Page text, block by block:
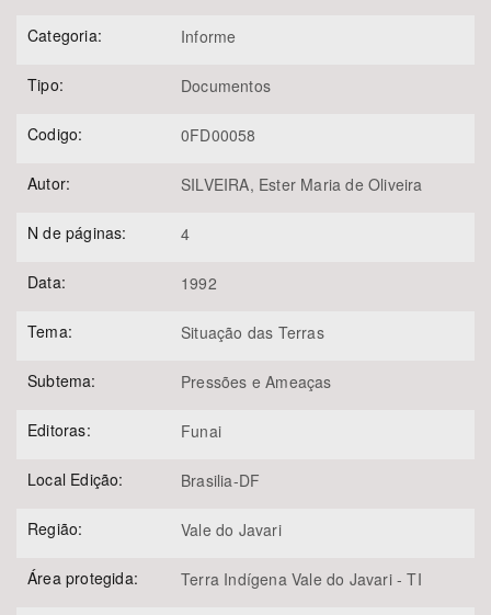
Categoria: Informe
Tipo: Documentos
Codigo: 0FD00058
Autor: SILVEIRA, Ester Maria de Oliveira
N de páginas: 4
Data: 1992
Tema: Situação das Terras
Subtema: Pressões e Ameaças
Editoras: Funai
Local Edição: Brasilia-DF
Região: Vale do Javari
Área protegida: Terra Indígena Vale do Javari - TI